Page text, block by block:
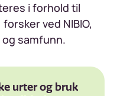
i forhold til
forsker ved NIBIO,
samfunn.
urter og bruk